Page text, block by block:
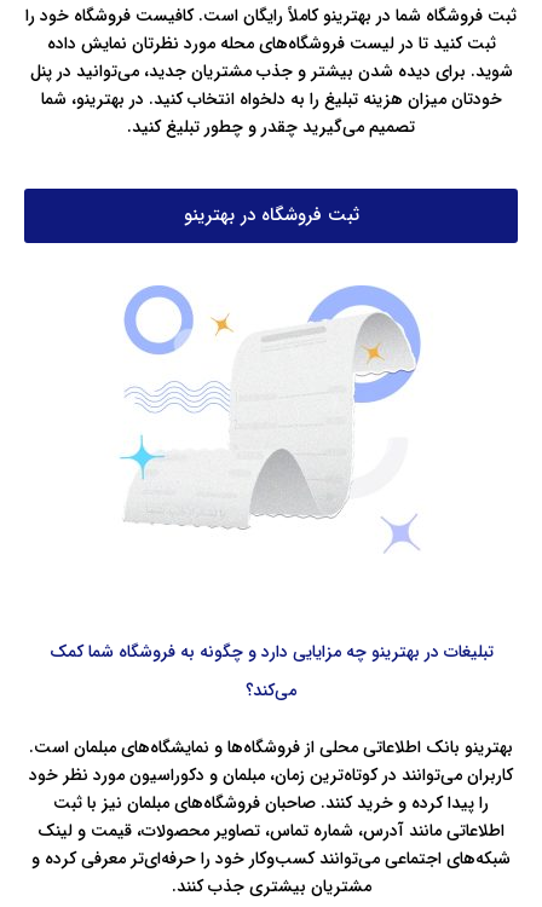
ثبت فروشگاه شما در بهترینو کاملاً رایگان است. کافیست فروشگاه خود را
ثبت کنید تا در لیست فروشگاه‌های محله‌ مورد نظرتان نمایش داده
شوید. برای دیده شدن بیشتر و جذب مشتریان جدید، می‌توانید در پنل
خودتان میزان هزینه تبلیغ را به دلخواه انتخاب کنید. در بهترینو، شما
تصمیم می‌گیرید چقدر و چطور تبلیغ کنید.
ثبت فروشگاه در بهترینو
تبلیغات در بهترینو چه مزایایی دارد و چگونه به فروشگاه شما کمک
می‌کند؟
بهترینو بانک اطلاعاتی محلی از فروشگاه‌ها و نمایشگاه‌های مبلمان است.
کاربران می‌توانند در کوتاه‌ترین زمان، مبلمان و دکوراسیون مورد نظر خود
را پیدا کرده و خرید کنند. صاحبان فروشگاه‌های مبلمان نیز با ثبت
اطلاعاتی مانند آدرس، شماره تماس، تصاویر محصولات، قیمت و لینک
شبکه‌های اجتماعی می‌توانند کسب‌وکار خود را حرفه‌ای‌تر معرفی کرده و
مشتریان بیشتری جذب کنند.